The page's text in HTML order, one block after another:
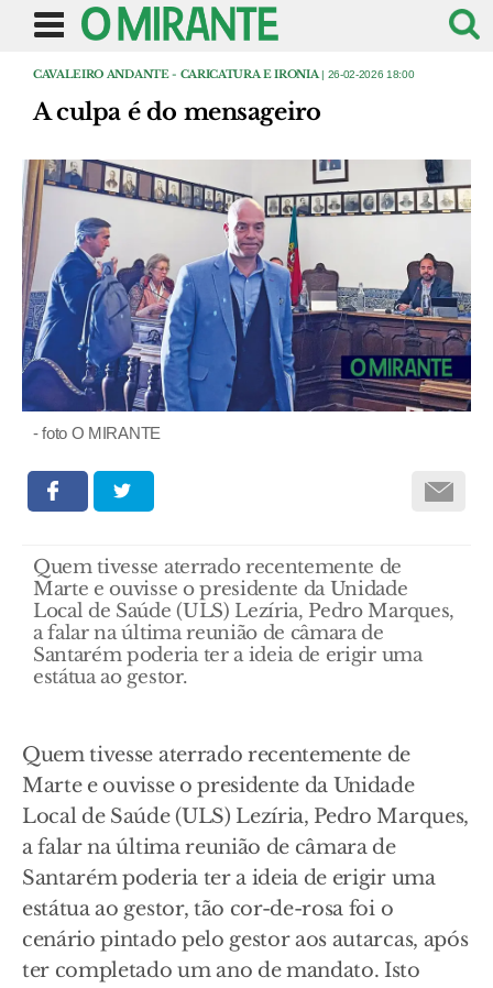
CAVALEIRO ANDANTE - CARICATURA E IRONIA | 26-02-2026 18:00
A culpa é do mensageiro
- foto O MIRANTE
Quem tivesse aterrado recentemente de
Marte e ouvisse o presidente da Unidade
Local de Saúde (ULS) Lezíria, Pedro Marques,
a falar na última reunião de câmara de
Santarém poderia ter a ideia de erigir uma
estátua ao gestor.
Quem tivesse aterrado recentemente de
Marte e ouvisse o presidente da Unidade
Local de Saúde (ULS) Lezíria, Pedro Marques,
a falar na última reunião de câmara de
Santarém poderia ter a ideia de erigir uma
estátua ao gestor, tão cor-de-rosa foi o
cenário pintado pelo gestor aos autarcas, após
ter completado um ano de mandato. Isto